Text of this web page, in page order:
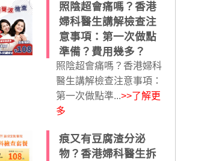
照陰超會痛嗎？香港
婦科醫生講解檢查注
意事項：第一次做點
準備？費用幾多？
照陰超會痛嗎？香港婦科
醫生講解檢查注意事項：
第一次做點準...>>了解更
多
痕又有豆腐渣分泌
物？香港婦科醫生拆